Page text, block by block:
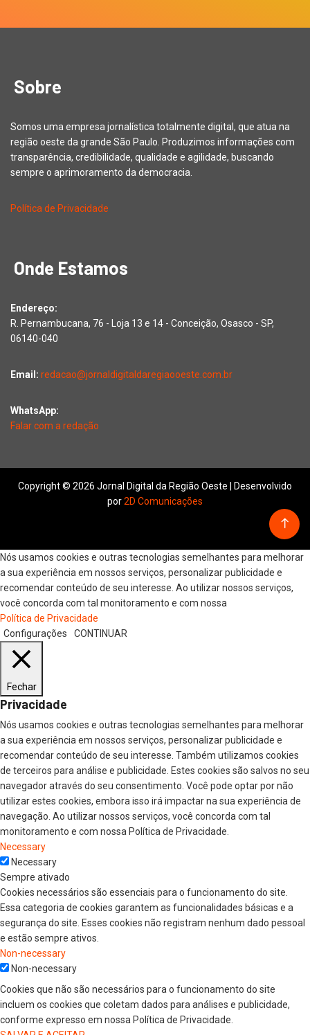
Sobre
Somos uma empresa jornalística totalmente digital, que atua na
região oeste da grande São Paulo. Produzimos informações com
transparência, credibilidade, qualidade e agilidade, buscando
sempre o aprimoramento da democracia.
Política de Privacidade
Onde Estamos
Endereço:
R. Pernambucana, 76 - Loja 13 e 14 - Conceição, Osasco - SP,
06140-040
Email: redacao@jornaldigitaldaregiaooeste.com.br
WhatsApp:
Falar com a redação
Copyright © 2026 Jornal Digital da Região Oeste | Desenvolvido
por2D Comunicações
Nós usamos cookies e outras tecnologias semelhantes para melhorar
a sua experiência em nossos serviços, personalizar publicidade e
recomendar conteúdo de seu interesse. Ao utilizar nossos serviços,
você concorda com tal monitoramento e com nossa
Política de Privacidade
Configurações
CONTINUAR
Fechar
Privacidade
Nós usamos cookies e outras tecnologias semelhantes para melhorar
a sua experiência em nossos serviços, personalizar publicidade e
recomendar conteúdo de seu interesse. Também utilizamos cookies
de terceiros para análise e publicidade. Estes cookies são salvos no seu
navegador através do seu consentimento. Você pode optar por não
utilizar estes cookies, embora isso irá impactar na sua experiência de
navegação. Ao utilizar nossos serviços, você concorda com tal
monitoramento e com nossa Política de Privacidade.
Necessary
Necessary
Sempre ativado
Cookies necessários são essenciais para o funcionamento do site.
Essa categoria de cookies garantem as funcionalidades básicas e a
segurança do site. Esses cookies não registram nenhum dado pessoal
e estão sempre ativos.
Non-necessary
Non-necessary
Cookies que não são necessários para o funcionamento do site
incluem os cookies que coletam dados para análises e publicidade,
conforme expresso em nossa Política de Privacidade.